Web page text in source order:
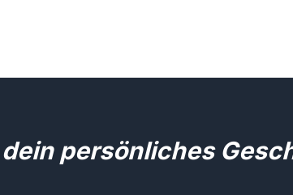
persönliches